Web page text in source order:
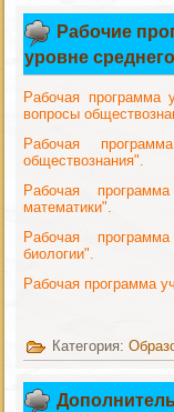
Рабочие
уровне
Рабочая программа
вопросы
Рабочая
обществознания".
Рабочая
математики".
Рабочая
биологии".
Рабочая программа
Категория: